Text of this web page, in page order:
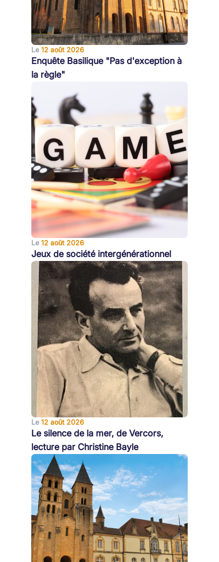
Le 12 août 2026
Enquête Basilique "Pas d'exception à
la règle"
Le 12 août 2026
Jeux de société intergénérationnel
Le 12 août 2026
Le silence de la mer, de Vercors,
lecture par Christine Bayle